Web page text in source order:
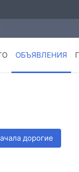
ОБЪЯВЛЕНИЯ
дорогие